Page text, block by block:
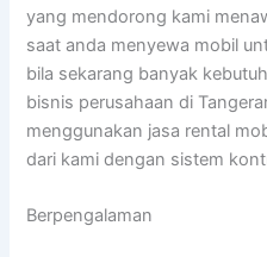
yang mendorong kami
saat anda menyewa mobil
bila sekarang banyak
bisnis perusahaan di
menggunakan jasa rental
dari kami dengan sistem
Berpengalaman